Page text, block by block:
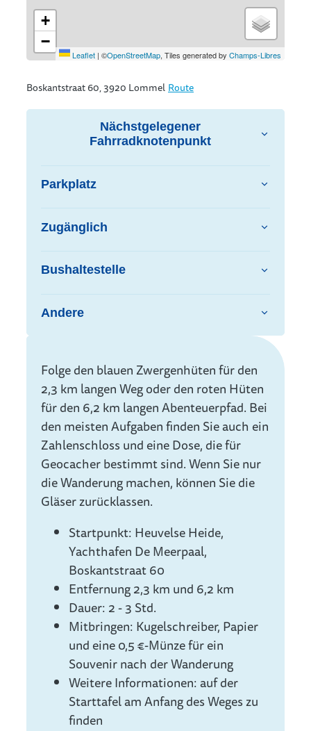
+
−
Leaflet | ©OpenStreetMap, Tiles generated by Champs-Libres
Boskantstraat 60, 3920 Lommel Route
Nächstgelegener
Fahrradknotenpunkt
Parkplatz
Zugänglich
Bushaltestelle
Andere
Info
Folge den blauen Zwergenhüten für den
2,3 km langen Weg oder den roten Hüten
für den 6,2 km langen Abenteuerpfad. Bei
den meisten Aufgaben finden Sie auch ein
Zahlenschloss und eine Dose, die für
Geocacher bestimmt sind. Wenn Sie nur
die Wanderung machen, können Sie die
Gläser zurücklassen.
Startpunkt: Heuvelse Heide,
Yachthafen De Meerpaal,
Boskantstraat 60
Entfernung 2,3 km und 6,2 km
Dauer: 2 - 3 Std.
Mitbringen: Kugelschreiber, Papier
und eine 0,5 €-Münze für ein
Souvenir nach der Wanderung
Weitere Informationen: auf der
Starttafel am Anfang des Weges zu
finden